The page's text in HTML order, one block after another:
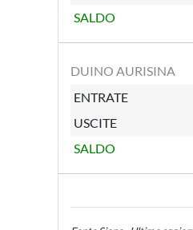
SALDO
DUINO AURISINA
ENTRATE
USCITE
SALDO